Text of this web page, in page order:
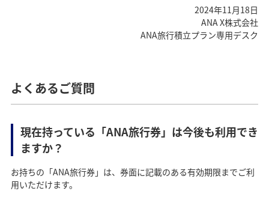
2024年11月18日
ANA X株式会社
ANA旅行積立プラン専用デスク
よくあるご質問
現在持っている「ANA旅行券」は今後も利用でき
ますか？
お持ちの「ANA旅行券」は、券面に記載のある有効期限までご利
用いただけます。